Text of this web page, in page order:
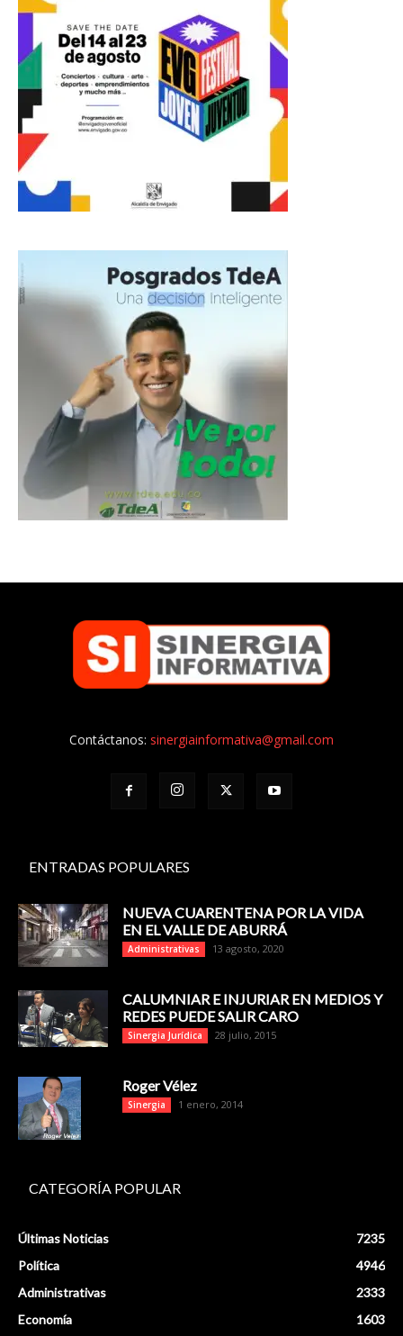
Contáctanos: sinergiainformativa@gmail.com
ENTRADAS POPULARES
NUEVA CUARENTENA POR LA VIDA
EN EL VALLE DE ABURRÁ
Administrativas 13 agosto, 2020
CALUMNIAR E INJURIAR EN MEDIOS Y
REDES PUEDE SALIR CARO
Sinergia Jurídica 28 julio, 2015
Roger Vélez
Sinergia 1 enero, 2014
CATEGORÍA POPULAR
Últimas Noticias
7235
Política
4946
Administrativas
2333
Economía
1603